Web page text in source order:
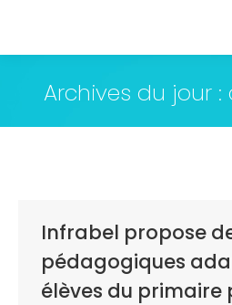
Archives du jour :
Infrabel propose
pédagogiques
élèves du primaire